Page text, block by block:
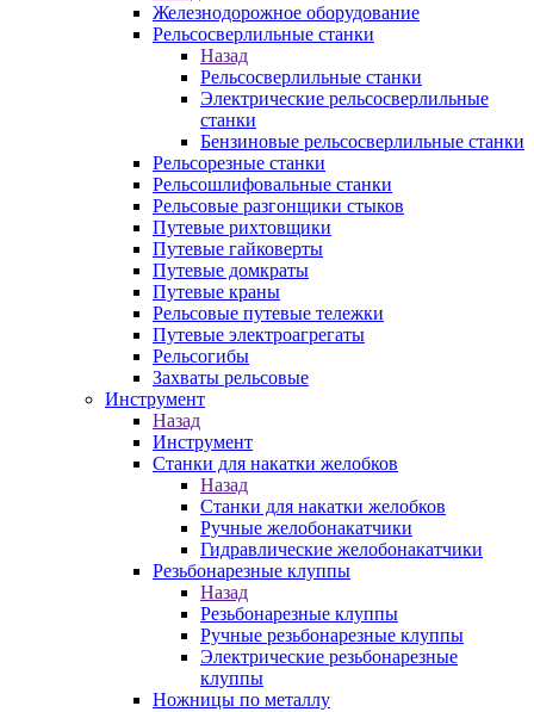
Железнодорожное оборудование
Рельсосверлильные станки
Назад
Рельсосверлильные станки
Электрические рельсосверлильные
станки
Бензиновые рельсосверлильные станки
Рельсорезные станки
Рельсошлифовальные станки
Рельсовые разгонщики стыков
Путевые рихтовщики
Путевые гайковерты
Путевые домкраты
Путевые краны
Рельсовые путевые тележки
Путевые электроагрегаты
Рельсогибы
Захваты рельсовые
Инструмент
Назад
Инструмент
Станки для накатки желобков
Назад
Станки для накатки желобков
Ручные желобонакатчики
Гидравлические желобонакатчики
Резьбонарезные клуппы
Назад
Резьбонарезные клуппы
Ручные резьбонарезные клуппы
Электрические резьбонарезные
клуппы
Ножницы по металлу